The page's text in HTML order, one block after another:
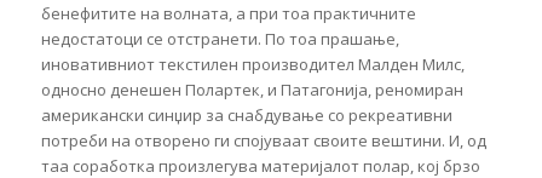
бенефитите на волната, а при тоа практичните
недостатоци се отстранети. По тоа прашање,
иновативниот текстилен производител Малден Милс,
односно денешен Полартек, и Патагонија, реномиран
американски синџир за снабдување со рекреативни
потреби на отворено ги спојуваат своите вештини. И, од
таа соработка произлегува материјалот полар, кој брзо